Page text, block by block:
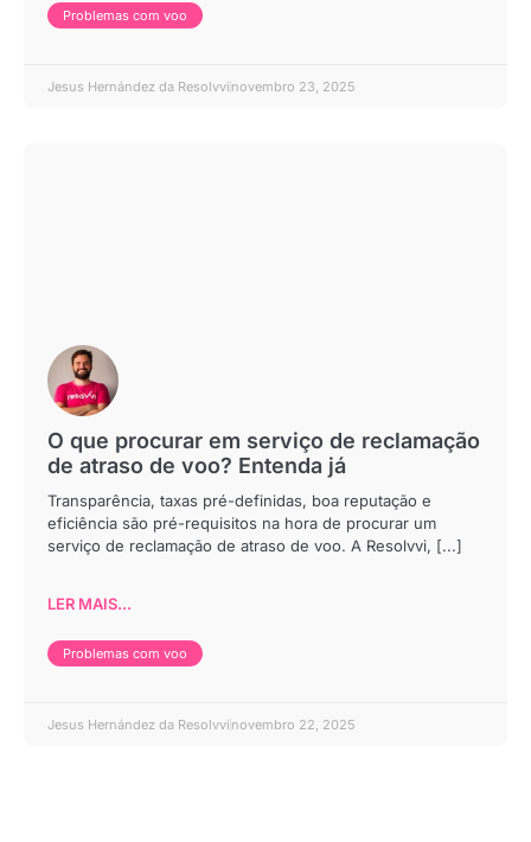
Problemas com voo
Jesus Hernández da Resolvvi novembro 23, 2025
O que procurar em serviço de reclamação
de atraso de voo? Entenda já
Transparência, taxas pré-definidas, boa reputação e
eficiência são pré-requisitos na hora de procurar um
serviço de reclamação de atraso de voo. A Resolvvi, [...]
LER MAIS...
Problemas com voo
Jesus Hernández da Resolvvi novembro 22, 2025